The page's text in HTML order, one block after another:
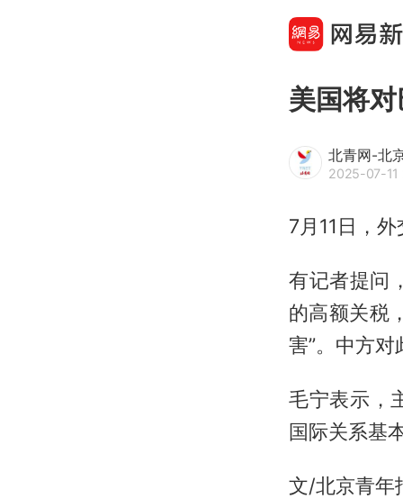
美国将
北青网-北
2025-07-11
7月11日，
有记者提问
的高额关税
害”。中方对
毛宁表示，
国际关系基
文/北京青年